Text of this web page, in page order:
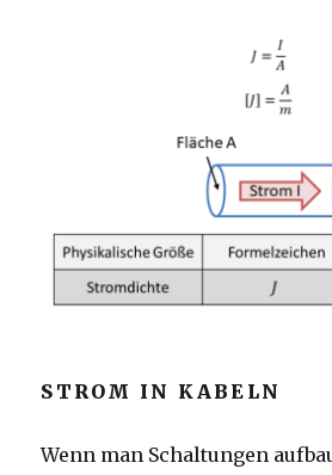
STROM IN KABELN
Wenn man Schaltungen